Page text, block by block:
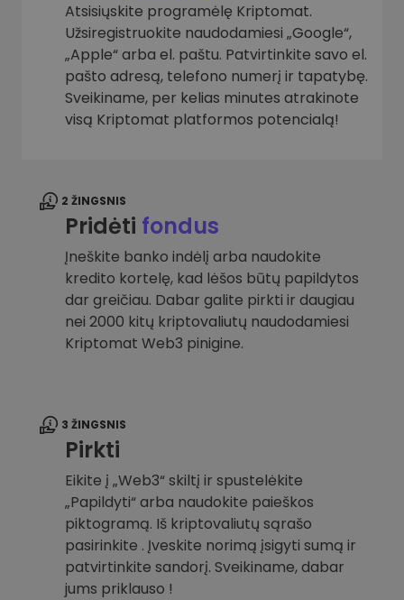
Atsisiųskite programėlę Kriptomat.
Užsiregistruokite naudodamiesi „Google“,
„Apple“ arba el. paštu. Patvirtinkite savo el.
pašto adresą, telefono numerį ir tapatybę.
Sveikiname, per kelias minutes atrakinote
visą Kriptomat platformos potencialą!
2 ŽINGSNIS
Pridėti fondus
Įneškite banko indėlį arba naudokite
kredito kortelę, kad lėšos būtų papildytos
dar greičiau. Dabar galite pirkti ir daugiau
nei 2000 kitų kriptovaliutų naudodamiesi
Kriptomat Web3 pinigine.
3 ŽINGSNIS
Pirkti
Eikite į „Web3“ skiltį ir spustelėkite
„Papildyti“ arba naudokite paieškos
piktogramą. Iš kriptovaliutų sąrašo
pasirinkite . Įveskite norimą įsigyti sumą ir
patvirtinkite sandorį. Sveikiname, dabar
jums priklauso !